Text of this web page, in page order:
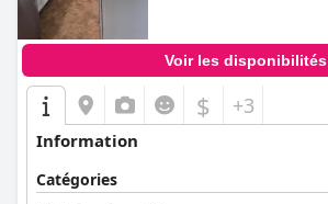
Voir les disponibilités
$ +3
Information
Catégories